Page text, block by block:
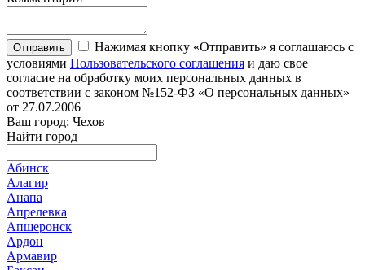
Отправить
Нажимая кнопку «Отправить» я соглашаюсь с
условиями Пользовательского соглашения и даю свое
согласие на обработку моих персональных данных в
соответствии с законом №152-ФЗ «О персональных данных»
от 27.07.2006
Ваш город: Чехов
Найти город
Абинск
Алагир
Анапа
Апрелевка
Апшеронск
Ардон
Армавир